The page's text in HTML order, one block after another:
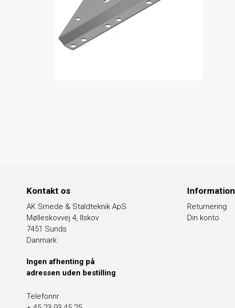
Kontakt os
AK Smede & Staldteknik ApS
Mølleskovvej 4, Ilskov
7451 Sunds
Danmark
Ingen afhenting på
adressen uden bestilling
Telefonnr.
Information
Returnering
Din konto